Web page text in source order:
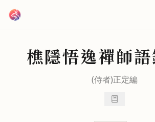
樵隱悟逸禪師
(侍者)正定編